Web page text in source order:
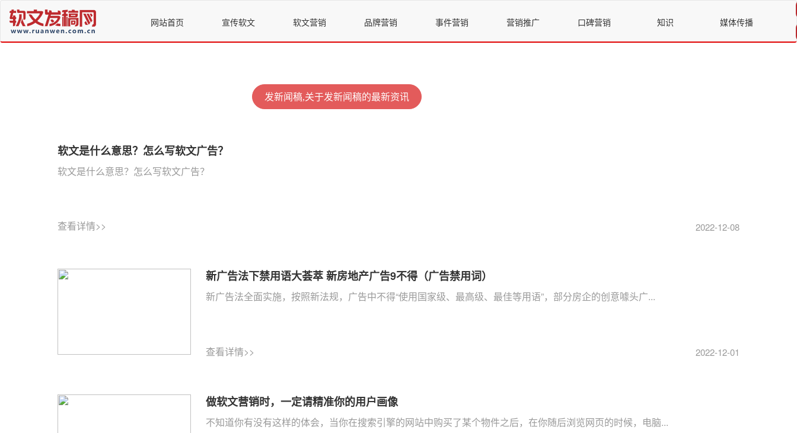
网站首页 宣传软文 软文营销 品牌营销 事件营销 营销推广 口碑营销 知识 媒体传播
发新闻稿,关于发新闻稿的最新资讯
软文是什么意思？怎么写软文广告？
软文是什么意思？怎么写软文广告？
查看详情>> 2022-12-08
新广告法下禁用语大荟萃 新房地产广告9不得（广告禁用词）
新广告法全面实施，按照新法规，广告中不得“使用国家级、最高级、最佳等用语”，部分房企的创意噱头广...
查看详情>> 2022-12-01
做软文营销时，一定请精准你的用户画像
不知道你有没有这样的体会，当你在搜索引擎的网站中购买了某个物件之后，在你随后浏览网页的时候，电脑...